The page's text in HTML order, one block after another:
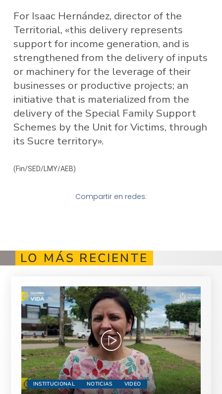
For Isaac Hernández, director of the
Territorial, «this delivery represents
support for income generation, and is
strengthened from the delivery of inputs
or machinery for the leverage of their
businesses or productive projects; an
initiative that is materialized from the
delivery of the Special Family Support
Schemes by the Unit for Victims, through
its Sucre territory».
(Fin/SED/LMY/AEB)
Compartir en redes:
LO MÁS RECIENTE
INSTITUCIONAL NOTICIAS VIDEO